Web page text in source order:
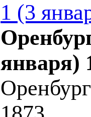
1 (3
января)